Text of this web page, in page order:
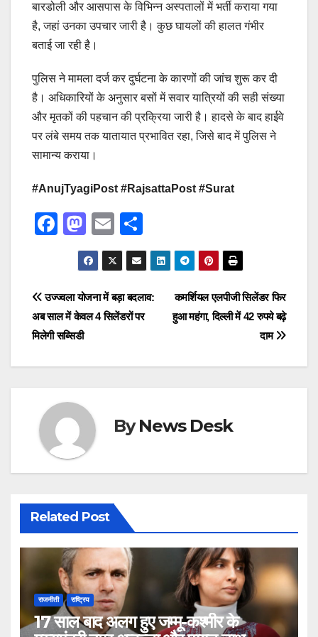
बारडोली और आसपास के विभिन्न अस्पतालों में भर्ती कराया गया
है, जहां उनका उपचार जारी है। कुछ घायलों की हालत गंभीर
बताई जा रही है।
पुलिस ने मामला दर्ज कर दुर्घटना के कारणों की जांच शुरू कर दी
है। अधिकारियों के अनुसार बसों में सवार यात्रियों की सही संख्या
और मृतकों की पहचान की प्रक्रिया जारी है। हादसे के बाद हाईवे
पर लंबे समय तक यातायात प्रभावित रहा, जिसे बाद में पुलिस ने
सामान्य कराया।
#AnujTyagiPost #RajsattaPost #Surat
F
e
b
o
o
M
a
st
o
d
n
E
m
ail
h
ar
e
Post
navigation
कमर्शियल एलपीजी सिलेंडर फिर
हुआ महंगा, दिल्ली में 42 रुपये बढ़े
दाम
उज्ज्वला योजना में बड़ा बदलाव:
अब साल में केवल 4 सिलेंडरों पर
मिलेगी सब्सिडी
ByNews Desk
Related Post
राजनीती राष्ट्रिय
17 साल बाद अलग हुए जम्मू-कश्मीर के